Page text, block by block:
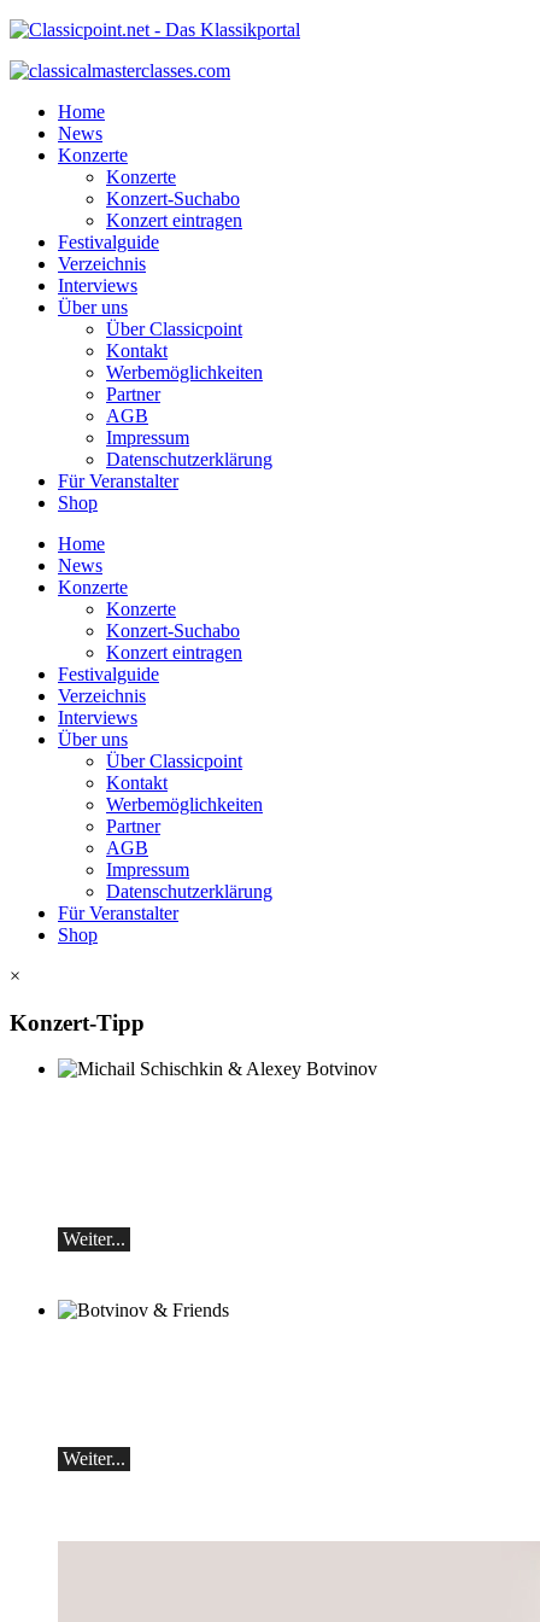
Home
News
Konzerte
Konzerte
Konzert-Suchabo
Konzert eintragen
Festivalguide
Verzeichnis
Interviews
Über uns
Über Classicpoint
Kontakt
Werbemöglichkeiten
Partner
AGB
Impressum
Datenschutzerklärung
Für Veranstalter
Shop
Home
News
Konzerte
Konzerte
Konzert-Suchabo
Konzert eintragen
Festivalguide
Verzeichnis
Interviews
Über uns
Über Classicpoint
Kontakt
Werbemöglichkeiten
Partner
AGB
Impressum
Datenschutzerklärung
Für Veranstalter
Shop
×
Konzert-Tipp
Weiter...
Weiter...